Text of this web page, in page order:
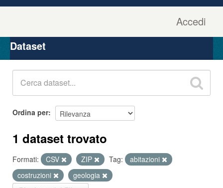
Accedi
Organizzazioni
Gruppi
Dataset
Ordina per
1 dataset trovato
Formati: CSV ZIP Tag:
abitazioni
costruzioni
geologia